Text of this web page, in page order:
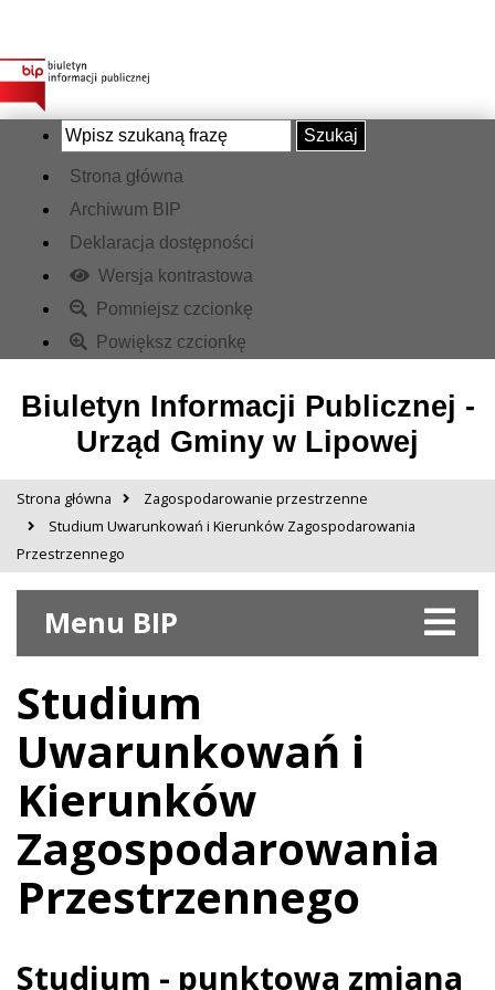
Szukaj
Strona główna
Archiwum BIP
Deklaracja dostępności
Wersja kontrastowa
Pomniejsz czcionkę
Powiększ czcionkę
Biuletyn Informacji Publicznej -
Urząd Gminy w Lipowej
Strona główna
Zagospodarowanie przestrzenne
Studium Uwarunkowań i Kierunków Zagospodarowania
Przestrzennego
Menu BIP
Studium
Uwarunkowań i
Kierunków
Zagospodarowania
Przestrzennego
Studium - punktowa zmiana